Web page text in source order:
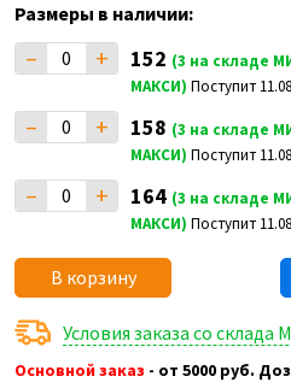
Размеры в наличии:
– + 152 (3 на складе
МАКСИ) Поступит
– + 158 (3 на складе
МАКСИ) Поступит
– + 164 (3 на складе
МАКСИ) Поступит
В корзину
Условия заказа со
Основной заказ - от 5000 руб.